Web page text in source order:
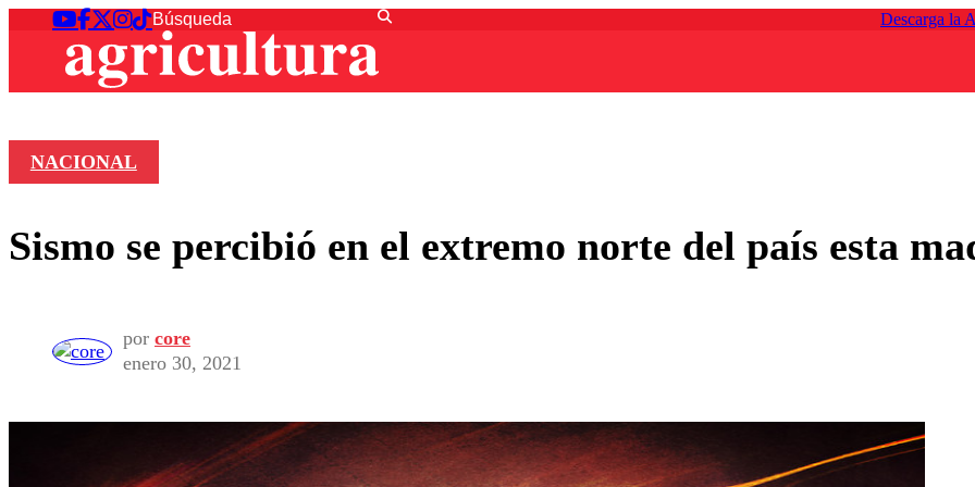
Descarga la
NACIONAL
Sismo se percibió en el extremo norte del país esta
por core
enero 30, 2021